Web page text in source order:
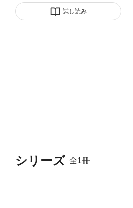
試し読み
シリーズ 全1冊